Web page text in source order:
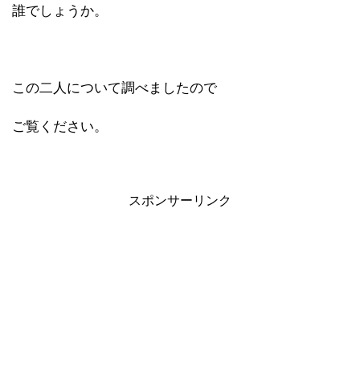
誰でしょうか。
この二人について調べましたので
ご覧ください。
スポンサーリンク